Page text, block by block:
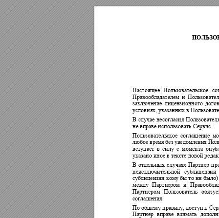
Настоящее Пользовательское
Правообладателем и Польз
заключение лицензионного
условиях, указанных в
В случае несогласия
не вправе использовать Сервис.
Пользовательское соглашение
любое время без уведомления
вступает в силу с момента опу
указано иное в тексте новой
В отдельных случаях Партнер
неисключительной
сублицензии
сублицензии кому бы то ни
между
Партнером и
Партнером
Пользователь обяз
соглашения.
По общему правилу, доступ к
Партнер
вправе взимать